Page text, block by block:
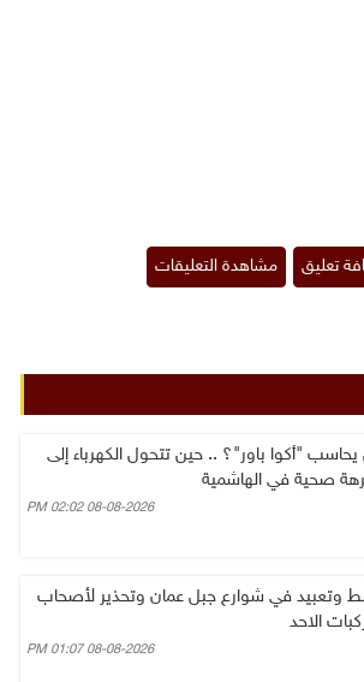
"أكوا باور"؟ .. حين تتحول الكهرباء إلى
صحية في الهاشمية
08-08-2026 02:02 PM
وتعبيد في شوارع جبل عمان وتحذير لأصحاب
الاحد
08-08-2026 01:07 PM